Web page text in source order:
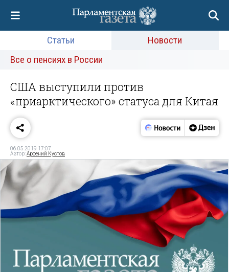
Статьи
Новости
Все о пенсиях в России
США выступили против
«приарктического» статуса для Китая
06.05.2019 17:07
Автор:Арсений Кустов